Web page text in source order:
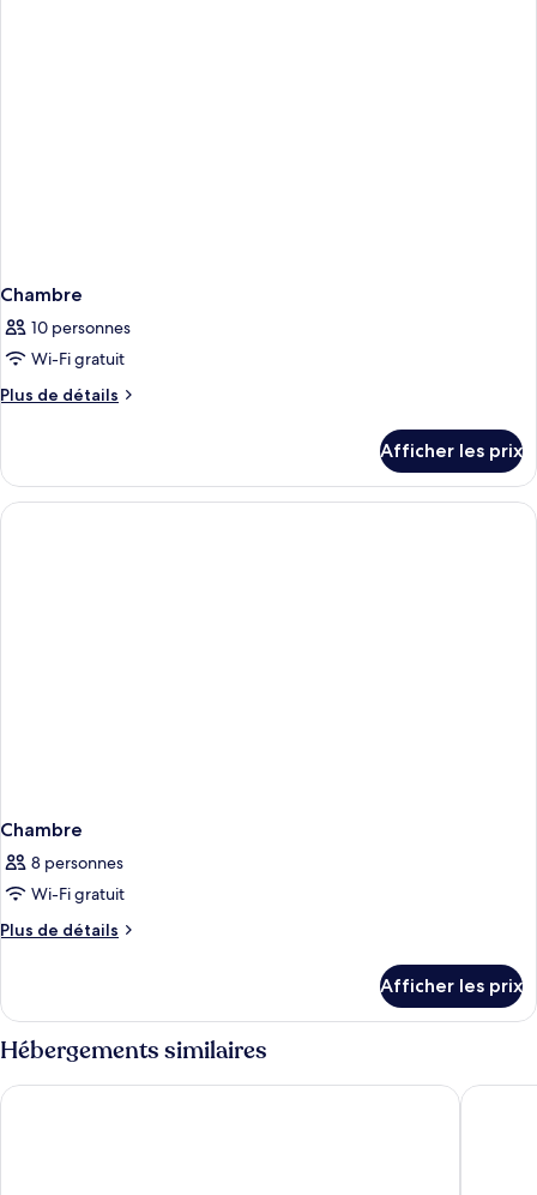
Chambre
10 personnes
Wi-Fi gratuit
Plus de détails
Plus
Chambre
Afficher les prix
Chambre
8 personnes
Wi-Fi gratuit
Plus de détails
Plus
Chambre
Afficher les prix
Hébergements similaires
Eden Roc Miami Beach